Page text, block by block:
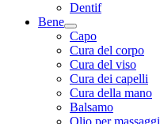
Dentif
Bene
Capo
Cura del corpo
Cura del viso
Cura dei capelli
Cura della mano
Balsamo
Olio per massaggi